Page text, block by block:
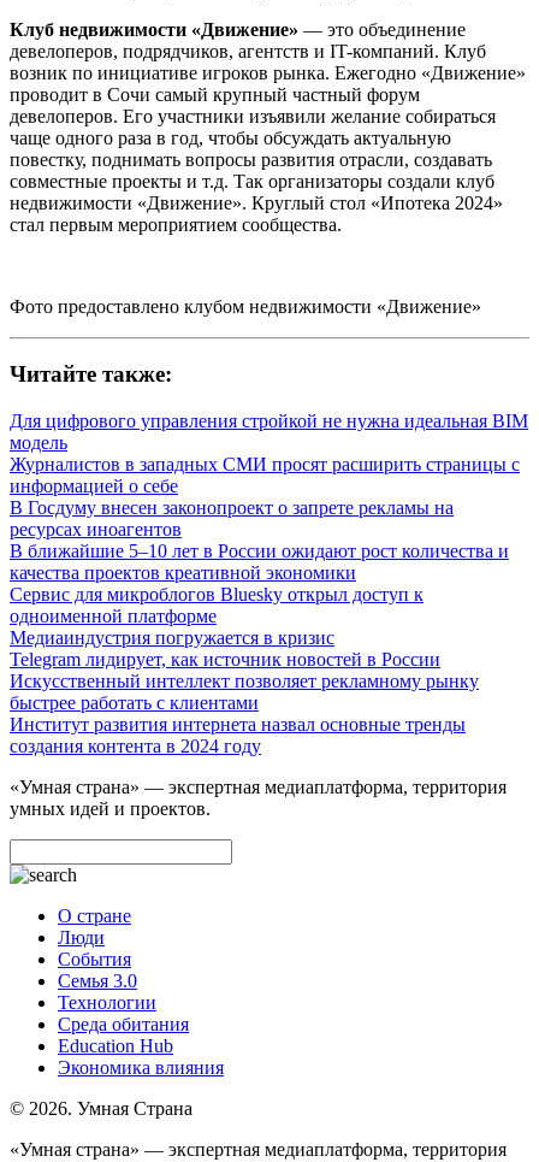
Клуб недвижимости «Движение» — это объединение
девелоперов, подрядчиков, агентств и IT-компаний. Клуб
возник по инициативе игроков рынка. Ежегодно «Движение»
проводит в Сочи самый крупный частный форум
девелоперов. Его участники изъявили желание собираться
чаще одного раза в год, чтобы обсуждать актуальную
повестку, поднимать вопросы развития отрасли, создавать
совместные проекты и т.д. Так организаторы создали клуб
недвижимости «Движение». Круглый стол «Ипотека 2024»
стал первым мероприятием сообщества.
Фото предоставлено клубом недвижимости «Движение»
Читайте также:
Для цифрового управления стройкой не нужна идеальная BIM
модель
Журналистов в западных СМИ просят расширить страницы с
информацией о себе
В Госдуму внесен законопроект о запрете рекламы на
ресурсах иноагентов
В ближайшие 5–10 лет в России ожидают рост количества и
качества проектов креативной экономики
Сервис для микроблогов Bluesky открыл доступ к
одноименной платформе
Медиаиндустрия погружается в кризис
Telegram лидирует, как источник новостей в России
Искусственный интеллект позволяет рекламному рынку
быстрее работать с клиентами
Институт развития интернета назвал основные тренды
создания контента в 2024 году
«Умная страна» — экспертная медиаплатформа, территория
умных идей и проектов.
О стране
Люди
События
Семья 3.0
Технологии
Среда обитания
Education Hub
Экономика влияния
© 2026. Умная Страна
«Умная страна» — экспертная медиаплатформа, территория